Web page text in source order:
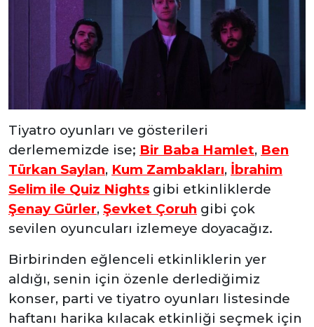
Tiyatro oyunları ve gösterileri
derlememizde ise; Bir Baba Hamlet, Ben
Türkan Saylan, Kum Zambakları, İbrahim
Selim ile Quiz Nights gibi etkinliklerde
Şenay Gürler, Şevket Çoruh gibi çok
sevilen oyuncuları izlemeye doyacağız.
Birbirinden eğlenceli etkinliklerin yer
aldığı, senin için özenle derlediğimiz
konser, parti ve tiyatro oyunları listesinde
haftanı harika kılacak etkinliği seçmek için